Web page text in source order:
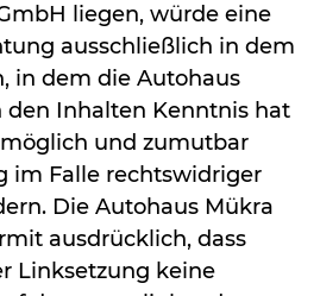
liegen, würde eine
ausschließlich in dem
in dem die Autohaus
den Inhalten Kenntnis hat
und zumutbar
im Falle rechtswidriger
Die Autohaus Mükra
ausdrücklich, dass
Linksetzung keine